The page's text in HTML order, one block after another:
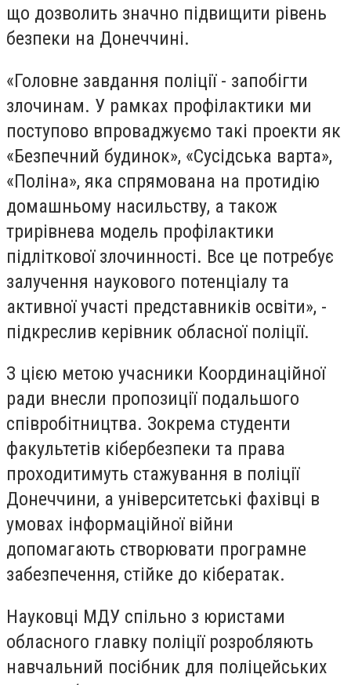
що дозволить значно підвищити рівень
безпеки на Донеччині.
«Головне завдання поліції - запобігти
злочинам. У рамках профілактики ми
поступово впроваджуємо такі проекти як
«Безпечний будинок», «Сусідська варта»,
«Поліна», яка спрямована на протидію
домашньому насильству, а також
трирівнева модель профілактики
підліткової злочинності. Все це потребує
залучення наукового потенціалу та
активної участі представників освіти», -
підкреслив керівник обласної поліції.
З цією метою учасники Координаційної
ради внесли пропозиції подальшого
співробітництва. Зокрема студенти
факультетів кібербезпеки та права
проходитимуть стажування в поліції
Донеччини, а університетські фахівці в
умовах інформаційної війни
допомагають створювати програмне
забезпечення, стійке до кібератак.
Науковці МДУ спільно з юристами
обласного главку поліції розробляють
навчальний посібник для поліцейських